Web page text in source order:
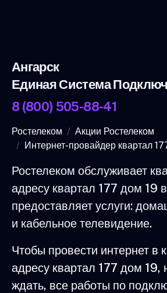
Ангарск
Единая Система
8 (800) 505-88-41
Ростелеком
Акции Ростелеком
Интернет-провайдер квартал
Ростелеком обслуживает
адресу квартал 177 дом 19
предоставляет услуги:
и кабельное телевидение.
Чтобы провести интернет в
адресу квартал 177 дом 19,
ждать, все работы по